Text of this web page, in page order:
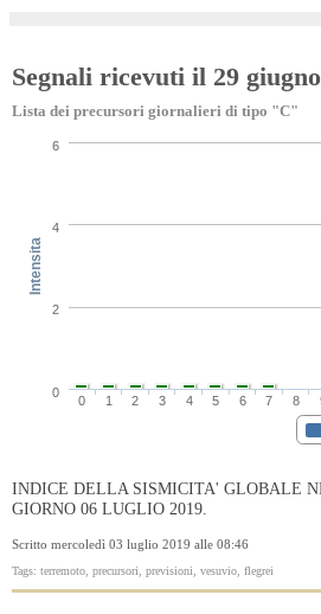
Segnali ricevuti il 29
Lista dei precursori giornalieri di tipo "C"
Intensita
0 1 2 3 4 5 6 7 8
0
2
4
6
INDICE DELLA SISMICITA' GLOBALE
GIORNO 06 LUGLIO 2019.
Scritto mercoledì 03 luglio 2019 alle 08:46
Tags: terremoto, precursori, previsioni, vesuvio, flegrei